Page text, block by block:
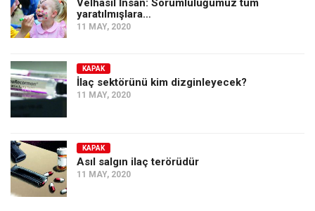
Avustralya
Tarih
Düşünce
Dosyalar
yaratılmışlara…
11 MAY, 2020
KAPAK
İlaç sektörünü kim dizginleyecek?
11 MAY, 2020
KAPAK
Asıl salgın ilaç terörüdür
11 MAY, 2020